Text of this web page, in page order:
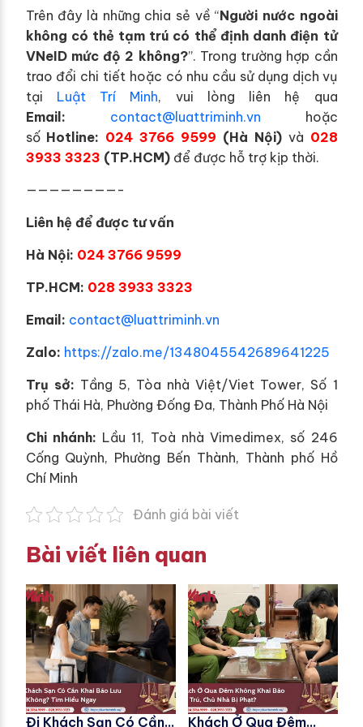
Trên đây là những chia sẻ về “Người nước ngoài
không có thẻ tạm trú có thể định danh điện tử
VNeID mức độ 2 không?”. Trong trường hợp cần
trao đổi chi tiết hoặc có nhu cầu sử dụng dịch vụ
tại Luật Trí Minh, vui lòng liên hệ qua
Email:
contact@luattriminh.vn hoặc
số Hotline: 024 3766 9599 (Hà Nội) và 028
3933 3323 (TP.HCM)để được hỗ trợ kịp thời.
————————-
Liên hệ để được tư vấn
Hà Nội: 024 3766 9599
TP.HCM: 028 3933 3323
Email: contact@luattriminh.vn
Zalo: https://zalo.me/1348045542689641225
Trụ sở: Tầng 5, Tòa nhà Việt/Viet Tower, Số 1
phố Thái Hà, Phường Đống Đa, Thành Phố Hà Nội
Chi nhánh: Lầu 11, Toà nhà Vimedimex, số 246
Cống Quỳnh, Phường Bến Thành, Thành phố Hồ
Chí Minh
Đánh giá bài viết
Bài viết liên quan
Đi Khách Sạn Có Cần
Khách Ở Qua Đêm